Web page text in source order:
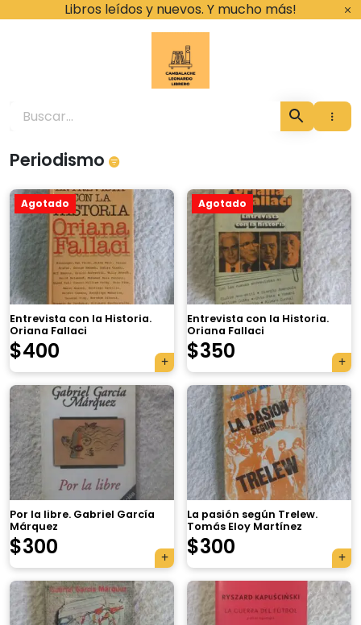
Libros leídos y nuevos. Y mucho más!
Cambalache
Periodismo
Agotado
Entrevista con la Historia.
Oriana Fallaci
$400
Agotado
Entrevista con la Historia.
Oriana Fallaci
$350
Por la libre. Gabriel García
Márquez
$300
La pasión según Trelew.
Tomás Eloy Martínez
$300